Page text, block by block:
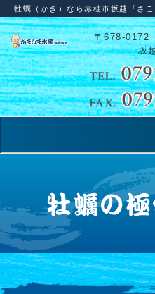
牡蠣（かき）なら赤穂市坂越『さ
〒678-0172
坂